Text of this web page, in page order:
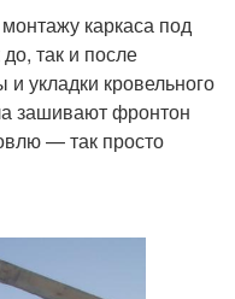
каркаса под
так и после
и укладки кровельного
зашивают фронтон
— так просто